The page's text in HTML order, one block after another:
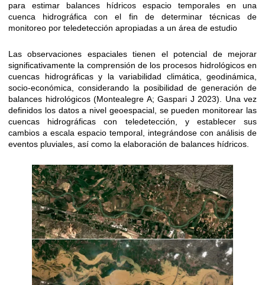
para estimar balances hídricos espacio temporales en una
cuenca hidrográfica con el fin de determinar técnicas de
monitoreo por teledetección apropiadas a un área de estudio
Las observaciones espaciales tienen el potencial de mejorar
significativamente la comprensión de los procesos hidrológicos en
cuencas hidrográficas y la variabilidad climática, geodinámica,
socio-económica, considerando la posibilidad de generación de
balances hidrológicos (Montealegre A; Gaspari J 2023). Una vez
definidos los datos a nivel geoespacial, se pueden monitorear las
cuencas hidrográficas con teledetección, y establecer sus
cambios a escala espacio temporal, integrándose con análisis de
eventos pluviales, así como la elaboración de balances hídricos.